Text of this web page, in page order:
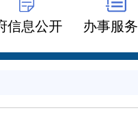
信息公开 办事服务